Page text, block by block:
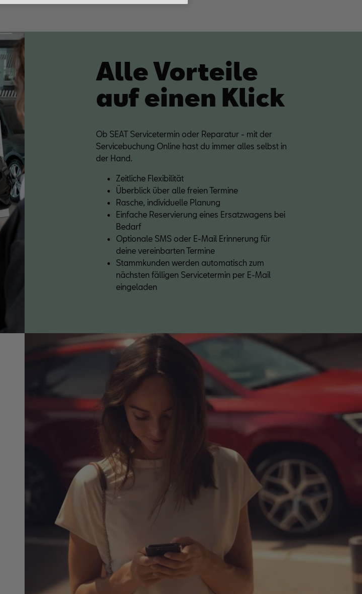
Alle Vorteile
auf einen Klick
Ob SEAT Servicetermin oder Reparatur - mit der
Servicebuchung Online hast du immer alles selbst in
der Hand.
Zeitliche Flexibilität
Überblick über alle freien Termine
Rasche, individuelle Planung
Einfache Reservierung eines Ersatzwagens bei
Bedarf
Optionale SMS oder E-Mail Erinnerung für
deine vereinbarten Termine
Stammkunden werden automatisch zum
nächsten fälligen Servicetermin per E-Mail
eingeladen
& Co KG, eingesehen werden.